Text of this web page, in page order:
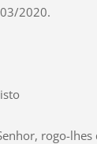
03/2020.
rogo-lhes